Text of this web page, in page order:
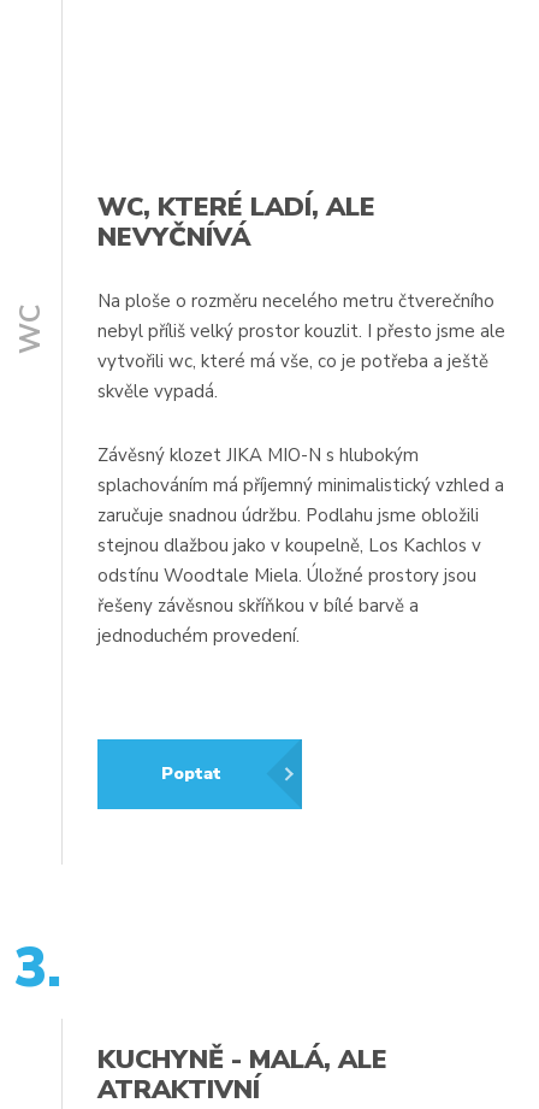
WC
WC, KTERÉ LADÍ, ALE
NEVYČNÍVÁ
Na ploše o rozměru necelého metru čtverečního
nebyl příliš velký prostor kouzlit. I přesto jsme ale
vytvořili wc, které má vše, co je potřeba a ještě
skvěle vypadá.
Závěsný klozet JIKA MIO-N s hlubokým
splachováním má příjemný minimalistický vzhled a
zaručuje snadnou údržbu. Podlahu jsme obložili
stejnou dlažbou jako v koupelně, Los Kachlos v
odstínu Woodtale Miela. Úložné prostory jsou
řešeny závěsnou skříňkou v bílé barvě a
jednoduchém provedení.
Poptat
3.
KUCHYNĚ - MALÁ, ALE
ATRAKTIVNÍ